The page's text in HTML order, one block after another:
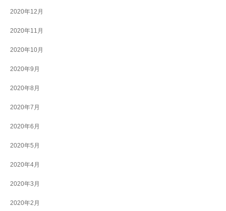
2020年12月
2020年11月
2020年10月
2020年9月
2020年8月
2020年7月
2020年6月
2020年5月
2020年4月
2020年3月
2020年2月